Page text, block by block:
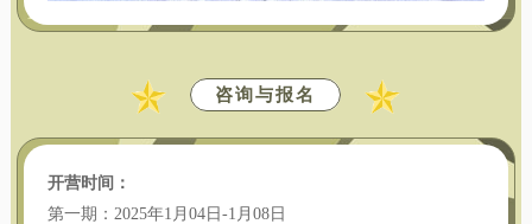
咨询与报名
开营时间：
第一期：2025年1月04日-1月08日